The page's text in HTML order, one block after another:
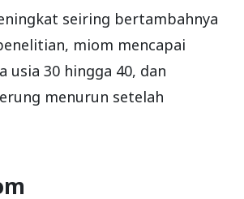
seiring bertambahnya
miom mencapai
usia 30 hingga 40, dan
menurun setelah